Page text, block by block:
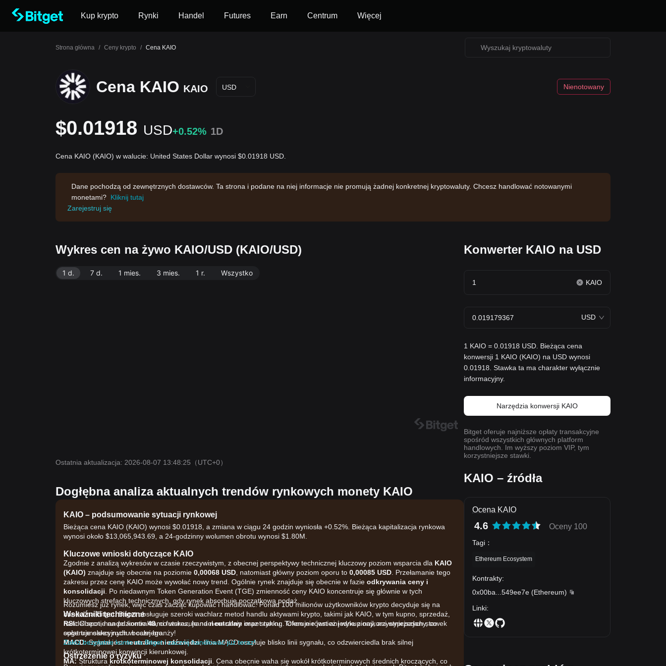
Kup krypto Rynki Handel Futures Earn Centrum Więcej
Strona główna / Ceny krypto / Cena KAIO
Cena KAIO KAIO USD Nienotowany
$0.01918 USD+0.52% 1D
Cena KAIO (KAIO) w walucie: United States Dollar wynosi $0.01918 USD.
Dane pochodzą od zewnętrznych dostawców. Ta strona i podane na niej informacje nie promują żadnej konkretnej kryptowaluty. Chcesz handlować notowanymi
monetami? Kliknij tutaj
Zarejestruj się
Wykres cen na żywo KAIO/USD (KAIO/USD)
1 d. 7 d. 1 mies. 3 mies. 1 r. Wszystko
Ostatnia aktualizacja: 2026-08-07 13:48:25 （UTC+0）
Dogłębna analiza aktualnych trendów rynkowych monety KAIO
KAIO – podsumowanie sytuacji rynkowej
Bieżąca cena KAIO (KAIO) wynosi $0.01918, a zmiana w ciągu 24 godzin wyniosła +0.52%. Bieżąca kapitalizacja rynkowa
wynosi około $13,065,943.69, a 24-godzinny wolumen obrotu wynosi $1.80M.
Kluczowe wnioski dotyczące KAIO
Zgodnie z analizą wykresów w czasie rzeczywistym, z obecnej perspektywy technicznej kluczowy poziom wsparcia dla KAIO
(KAIO) znajduje się obecnie na poziomie 0,00068 USD , natomiast główny poziom oporu to 0,00085 USD . Przełamanie tego
zakresu przez cenę KAIO może wywołać nowy trend. Ogólnie rynek znajduje się obecnie w fazie odkrywania ceny i
konsolidacji . Po niedawnym Token Generation Event (TGE) zmienność ceny KAIO koncentruje się głównie w tych
kluczowych strefach technicznych, gdy rynek absorbuje początkową podaż.
Wskaźniki techniczne
RSI:Obecnie na poziomie48, co wskazuje naneutralny impet rynku. Token nie jest ani wykupiony, ani wyprzedany, co
sugeruje okres ruchu bocznego.
MACD:Sygnał jestneutralno-niedźwiedzi, linia MACD oscyluje blisko linii sygnału, co odzwierciedla brak silnej
krótkoterminowej konwincji kierunkowej.
MA:Struktura krótkoterminowej konsolidacji . Cena obecnie waha się wokół krótkoterminowych średnich kroczących, co
Rozumiesz już rynek, więc czas zacząć kupować i handlować. Ponad 100 milionów użytkowników krypto decyduje się na
handel na Bitget. Bitget obsługuje szeroki wachlarz metod handlu aktywami krypto, takimi jak KAIO, w tym kupno, sprzedaż,
handel spot, handel kontraktami futures, handel on-chain oraz staking. Oferuje również jedne z najkorzystniejszych stawek
opłat transakcyjnych w całej branży!
Załóż bezpłatne konto na Bitget i zacznij handlować już teraz!
Ostrzeżenie o ryzyku
Konwerter KAIO na USD
KAIO
USD
1 KAIO = 0.01918 USD. Bieżąca cena
konwersji 1 KAIO (KAIO) na USD wynosi
0.01918. Stawka ta ma charakter wyłącznie
informacyjny.
Narzędzia konwersji KAIO
Bitget oferuje najniższe opłaty transakcyjne
spośród wszystkich głównych platform
handlowych. Im wyższy poziom VIP, tym
korzystniejsze stawki.
KAIO – źródła
Ocena KAIO
4.6 Oceny 100
Tagi ：
Ethereum Ecosystem
Kontrakty:
0x00ba
549ee7e (Ethereum)
Linki: